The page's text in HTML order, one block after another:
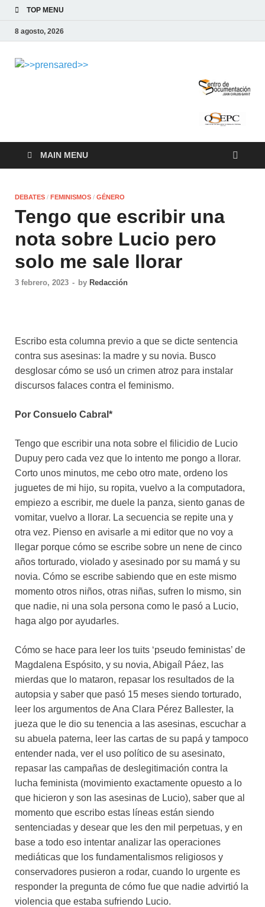
TOP MENU
8 agosto, 2026
>>prensared>>
MAIN MENU
DEBATES / FEMINISMOS / GÉNERO
Tengo que escribir una
nota sobre Lucio pero
solo me sale llorar
3 febrero, 2023 - by Redacción
Escribo esta columna previo a que se dicte sentencia
contra sus asesinas: la madre y su novia. Busco
desglosar cómo se usó un crimen atroz para instalar
discursos falaces contra el feminismo.
Por Consuelo Cabral*
Tengo que escribir una nota sobre el filicidio de Lucio
Dupuy pero cada vez que lo intento me pongo a llorar.
Corto unos minutos, me cebo otro mate, ordeno los
juguetes de mi hijo, su ropita, vuelvo a la computadora,
empiezo a escribir, me duele la panza, siento ganas de
vomitar, vuelvo a llorar. La secuencia se repite una y
otra vez. Pienso en avisarle a mi editor que no voy a
llegar porque cómo se escribe sobre un nene de cinco
años torturado, violado y asesinado por su mamá y su
novia. Cómo se escribe sabiendo que en este mismo
momento otros niños, otras niñas, sufren lo mismo, sin
que nadie, ni una sola persona como le pasó a Lucio,
haga algo por ayudarles.
Cómo se hace para leer los tuits ‘pseudo feministas’ de
Magdalena Espósito, y su novia, Abigaíl Páez, las
mierdas que lo mataron, repasar los resultados de la
autopsia y saber que pasó 15 meses siendo torturado,
leer los argumentos de Ana Clara Pérez Ballester, la
jueza que le dio su tenencia a las asesinas, escuchar a
su abuela paterna, leer las cartas de su papá y tampoco
entender nada, ver el uso político de su asesinato,
repasar las campañas de deslegitimación contra la
lucha feminista (movimiento exactamente opuesto a lo
que hicieron y son las asesinas de Lucio), saber que al
momento que escribo estas líneas están siendo
sentenciadas y desear que les den mil perpetuas, y en
base a todo eso intentar analizar las operaciones
mediáticas que los fundamentalismos religiosos y
conservadores pusieron a rodar, cuando lo urgente es
responder la pregunta de cómo fue que nadie advirtió la
violencia que estaba sufriendo Lucio.